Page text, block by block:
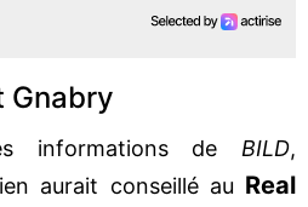
Gnabry
informations de BILD,
aurait conseillé au Real